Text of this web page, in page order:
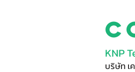
KNP
บริษัท เ